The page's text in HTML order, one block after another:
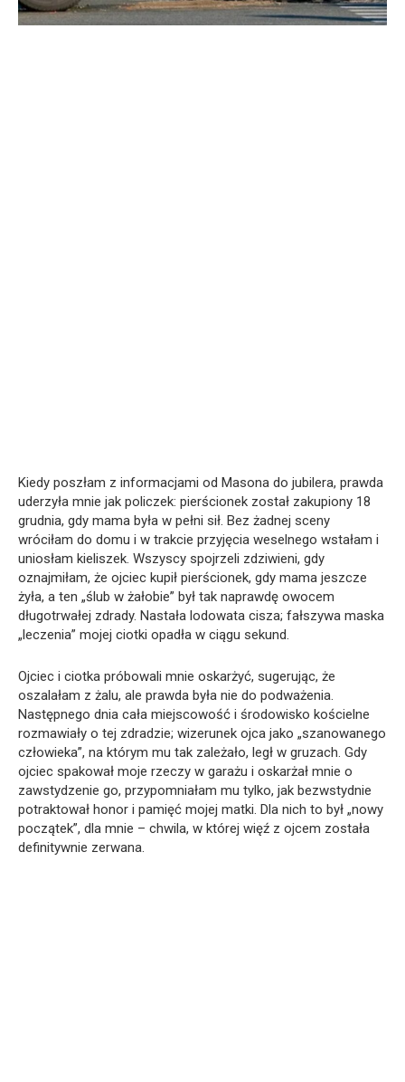
Kiedy poszłam z informacjami od Masona do jubilera, prawda
uderzyła mnie jak policzek: pierścionek został zakupiony 18
grudnia, gdy mama była w pełni sił. Bez żadnej sceny
wróciłam do domu i w trakcie przyjęcia weselnego wstałam i
uniosłam kieliszek. Wszyscy spojrzeli zdziwieni, gdy
oznajmiłam, że ojciec kupił pierścionek, gdy mama jeszcze
żyła, a ten „ślub w żałobie” był tak naprawdę owocem
długotrwałej zdrady. Nastała lodowata cisza; fałszywa maska
„leczenia” mojej ciotki opadła w ciągu sekund.
Ojciec i ciotka próbowali mnie oskarżyć, sugerując, że
oszalałam z żalu, ale prawda była nie do podważenia.
Następnego dnia cała miejscowość i środowisko kościelne
rozmawiały o tej zdradzie; wizerunek ojca jako „szanowanego
człowieka”, na którym mu tak zależało, legł w gruzach. Gdy
ojciec spakował moje rzeczy w garażu i oskarżał mnie o
zawstydzenie go, przypomniałam mu tylko, jak bezwstydnie
potraktował honor i pamięć mojej matki. Dla nich to był „nowy
początek”, dla mnie – chwila, w której więź z ojcem została
definitywnie zerwana.